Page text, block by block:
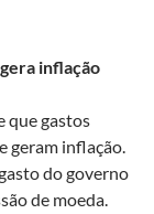
inflação
que gastos
geram inflação.
do governo
de moeda.